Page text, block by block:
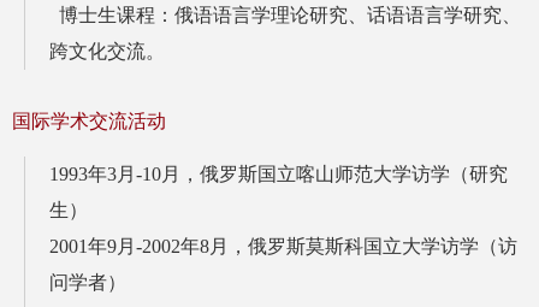
博士生课程：俄语语言学理论研究、话语语言学研究、
跨文化交流。
国际学术交流活动
1993年3月-10月，俄罗斯国立喀山师范大学访学（研究
生）
2001年9月-2002年8月，俄罗斯莫斯科国立大学访学（访
问学者）